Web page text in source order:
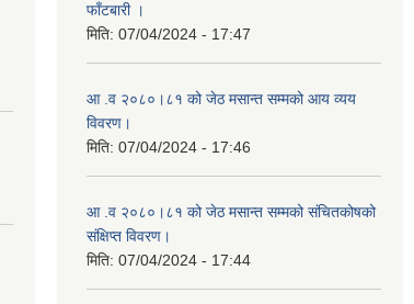
फाँटबारी ।
मिति: 07/04/2024 - 17:47
आ .व २०८०।८१ को जेठ मसान्त सम्मको आय व्यय
विवरण।
मिति: 07/04/2024 - 17:46
आ .व २०८०।८१ को जेठ मसान्त सम्मको संचितकोषको
संक्षिप्त विवरण।
मिति: 07/04/2024 - 17:44